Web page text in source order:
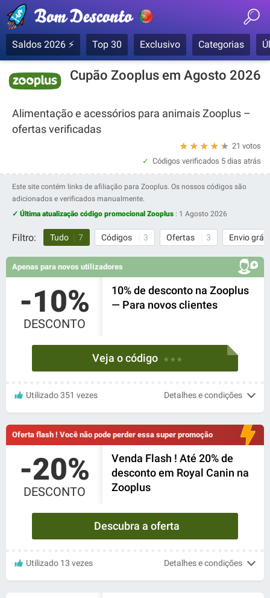
Saldos 2026 ⚡ Top 30 Exclusivo Categorias
Cupão Zooplus em Agosto 2026
Alimentação e acessórios para animais Zooplus –
ofertas verificadas
21 votos
★
★
★
★
★
Códigos verificados 5 dias atrás
Este site contém links de afiliação para Zooplus. Os nossos códigos são
adicionados e verificados manualmente.
✓ Última atualização código promocional Zooplus : 1 Agosto 2026
Filtro: Tudo 7 Códigos 3 Ofertas 3 Envio
Apenas para novos utilizadores
-10%
DESCONTO
10% de desconto na Zooplus
— Para novos clientes
Veja o código * * *
Utilizado 351 vezes Detalhes e condições
Oferta flash ! Você não pode perder essa super promoção
-20%
DESCONTO
Venda Flash ! Até 20% de
desconto em Royal Canin na
Zooplus
Descubra a oferta
Utilizado 13 vezes Detalhes e condições